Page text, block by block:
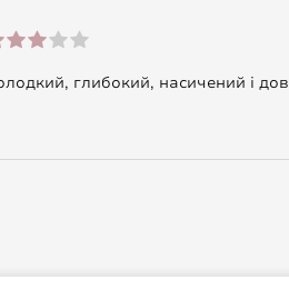
глибокий, насичений і